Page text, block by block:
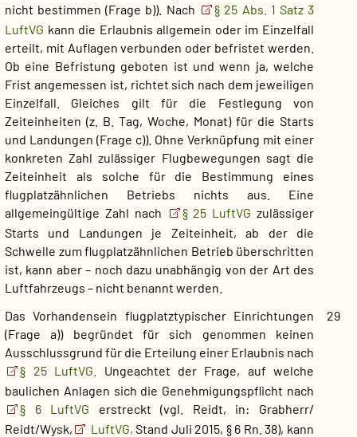
nicht bestimmen (Frage b)). Nach
§ 25 Abs. 1 Satz 3
LuftVG kann die Erlaubnis allgemein oder im Einzelfall
erteilt, mit Auflagen verbunden oder befristet werden.
Ob eine Befristung geboten ist und wenn ja, welche
Frist angemessen ist, richtet sich nach dem jeweiligen
Einzelfall. Gleiches gilt für die Festlegung von
Zeiteinheiten (z. B. Tag, Woche, Monat) für die Starts
und Landungen (Frage c)). Ohne Verknüpfung mit einer
konkreten Zahl zulässiger Flugbewegungen sagt die
Zeiteinheit als solche für die Bestimmung eines
flugplatzähnlichen Betriebs nichts aus. Eine
allgemeingültige Zahl nach
§ 25 LuftVG zulässiger
Starts und Landungen je Zeiteinheit, ab der die
Schwelle zum flugplatzähnlichen Betrieb überschritten
ist, kann aber – noch dazu unabhängig von der Art des
Luftfahrzeugs – nicht benannt werden.
29
Das Vorhandensein flugplatztypischer Einrichtungen
(Frage a)) begründet für sich genommen keinen
Ausschlussgrund für die Erteilung einer Erlaubnis nach
§ 25 LuftVG.
Ungeachtet der Frage, auf welche
baulichen Anlagen sich die Genehmigungspflicht nach
§ 6 LuftVG erstreckt (vgl. Reidt, in: Grabherr/​
Reidt/Wysk,
LuftVG, Stand Juli 2015, § 6 Rn. 38), kann